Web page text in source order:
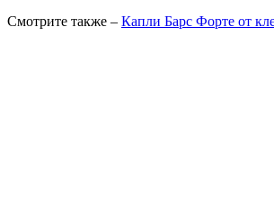
Смотрите также – Капли Барс Форте от